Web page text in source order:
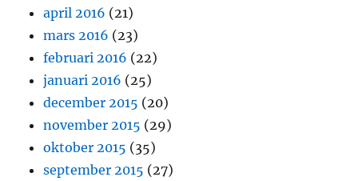
april 2016 (21)
mars 2016 (23)
februari 2016 (22)
januari 2016 (25)
december 2015 (20)
november 2015 (29)
oktober 2015 (35)
september 2015 (27)